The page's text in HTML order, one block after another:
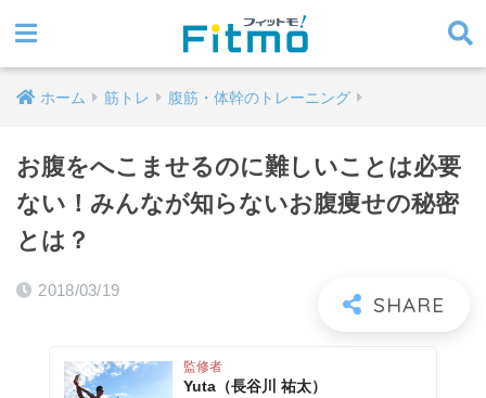
ホーム 筋トレ 腹筋・体幹のトレーニング
お腹をへこませるのに難しいことは必要
ない！みんなが知らないお腹痩せの秘密
とは？
2018/03/19
監修者
Yuta（長谷川 祐太）